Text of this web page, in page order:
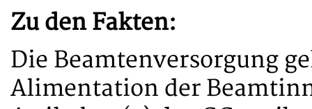
Zu den Fakten:
Die Beamtenversorgung
Alimentation der